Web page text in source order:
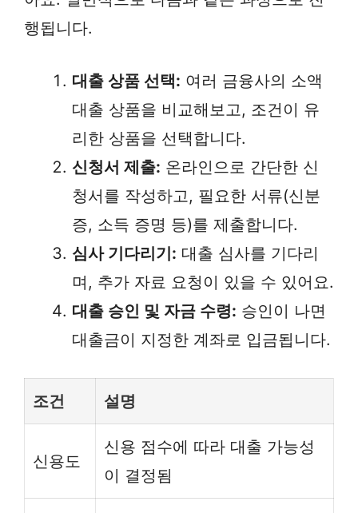
행됩니다.
대출 상품 선택: 여러 금융사의 소액
대출 상품을 비교해보고, 조건이 유
리한 상품을 선택합니다.
신청서 제출: 온라인으로 간단한 신
청서를 작성하고, 필요한 서류(신분
증, 소득 증명 등)를 제출합니다.
심사 기다리기: 대출 심사를 기다리
며, 추가 자료 요청이 있을 수 있어요.
대출 승인 및 자금 수령: 승인이 나면
대출금이 지정한 계좌로 입금됩니다.
조건 설명
신용도
신용 점수에 따라 대출 가능성
이 결정됨